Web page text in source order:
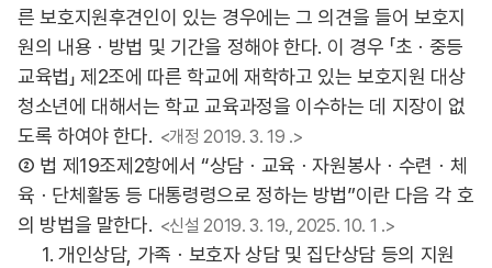
른 보호지원후견인이 있는 경우에는 그 의견을 들어 보호지
원의 내용ㆍ방법 및 기간을 정해야 한다. 이 경우 「초ㆍ중등
교육법」 제2조에 따른 학교에 재학하고 있는 보호지원 대상
청소년에 대해서는 학교 교육과정을 이수하는 데 지장이 없
도록 하여야 한다. <개정 2019. 3. 19 .>
② 법 제19조제2항에서 “상담ㆍ교육ㆍ자원봉사ㆍ수련ㆍ체
육ㆍ단체활동 등 대통령령으로 정하는 방법”이란 다음 각 호
의 방법을 말한다. <신설 2019. 3. 19., 2025. 10. 1 .>
1. 개인상담, 가족ㆍ보호자 상담 및 집단상담 등의 지원